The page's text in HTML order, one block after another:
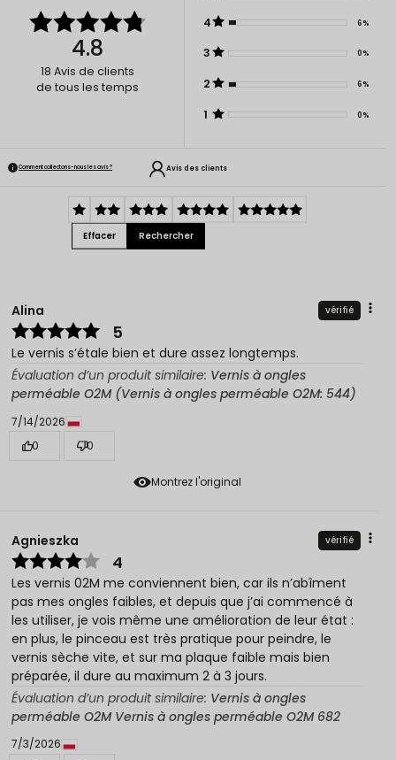
4.8
18 Avis de clients
de tous les temps
4 6%
3 0%
2 6%
1 0%
Comment collectons-nous les avis ? Avis des clients
Effacer Rechercher
Montrez l'original
Alina vérifié
5
Le vernis s’étale bien et dure assez longtemps.
Évaluation d’un produit similaire: Vernis à ongles
perméable O2M (Vernis à ongles perméable O2M: 544)
7/14/2026
0
0
Agnieszka vérifié
4
Les vernis 02M me conviennent bien, car ils n’abîment
pas mes ongles faibles, et depuis que j’ai commencé à
les utiliser, je vois même une amélioration de leur état :
en plus, le pinceau est très pratique pour peindre, le
vernis sèche vite, et sur ma plaque faible mais bien
préparée, il dure au maximum 2 à 3 jours.
Évaluation d’un produit similaire: Vernis à ongles
perméable O2M Vernis à ongles perméable O2M 682
7/3/2026